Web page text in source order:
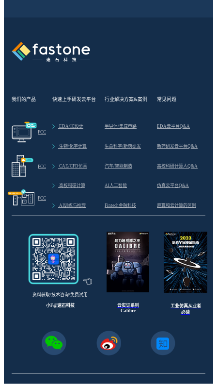
我们的产品
FCC
FCC
FCC
快速上手研发云平台
> EDA/IC设计
> 生物/化学计算
> CAE/CFD仿真
> 高校科研计算
> AI训练与推理
行业解决方案&案例
半导体/集成电路
生命科学/新药研发
汽车/智能制造
AI人工智能
Fintech金融科技
常见问题
EDA云平台Q&A
新药研发云平台Q&A
高校科研计算人Q&A
仿真云平台Q&A
超算和云计算的区别
资料获取/技术咨询/免费试用
小F@速石科技
云实证系列
Calibre
工业仿真从业者
必读